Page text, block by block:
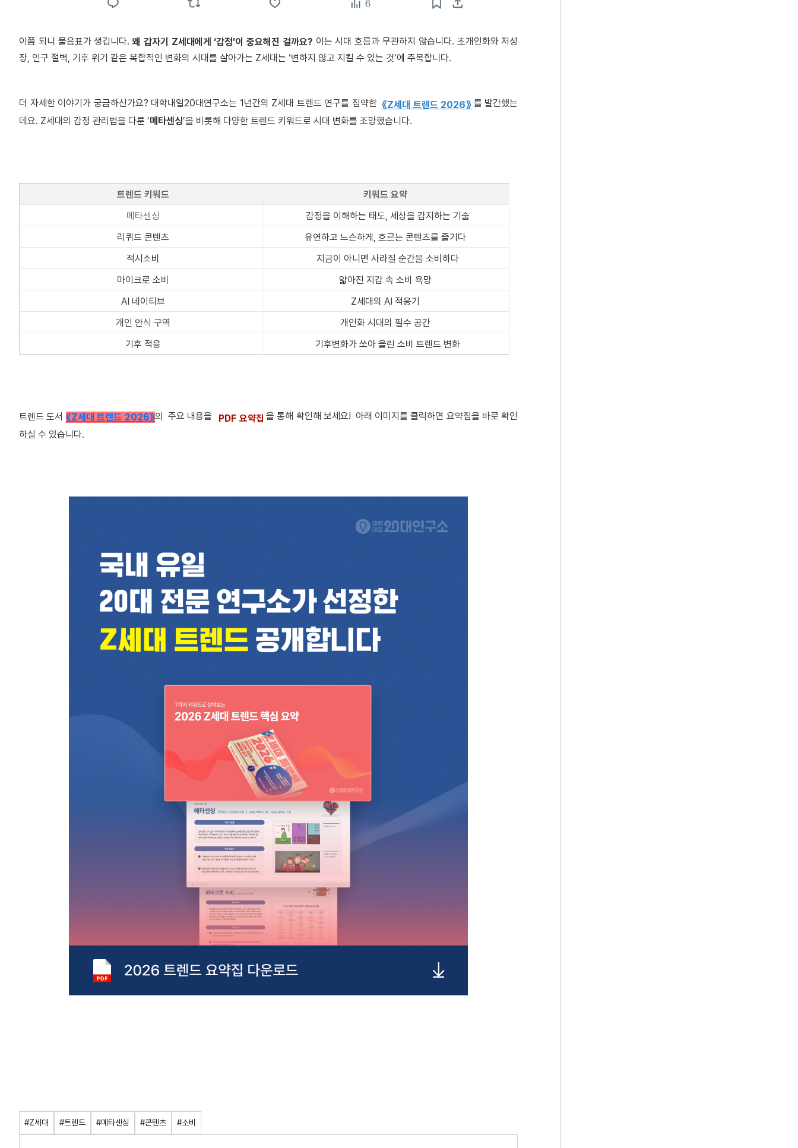
이쯤 되니 물음표가 생깁니다.왜 갑자기 Z세대에게 ‘감정’이 중요해진 걸까요? 이는 시대 흐름과 무관하지 않습니다. 초개인화와 저성
장, 인구 절벽, 기후 위기 같은 복합적인 변화의 시대를 살아가는 Z세대는 ‘변하지 않고 지킬 수 있는 것’에 주목합니다.
더 자세한 이야기가 궁금하신가요? 대학내일20대연구소는 1년간의 Z세대 트렌드 연구를 집약한 《Z세대 트렌드 2026》 를 발간했는
데요. Z세대의 감정 관리법을 다룬 ‘메타센싱’을 비롯해 다양한 트렌드 키워드로 시대 변화를 조망했습니다.
트렌드 키워드
키워드 요약
메타센싱
감정을 이해하는 태도, 세상을 감지하는 기술
리퀴드 콘텐츠
유연하고 느슨하게, 흐르는 콘텐츠를 즐기다
적시소비
지금이 아니면 사라질 순간을 소비하다
마이크로 소비
얇아진 지갑 속 소비 욕망
AI 네이티브
Z세대의 AI 적응기
개인 안식 구역
개인화 시대의 필수 공간
기후 적응
기후변화가 쏘아 올린 소비 트렌드 변화
트렌드 도서 《Z세대 트렌드 2026》의 주요 내용을 PDF 요약집 을 통해 확인해 보세요! 아래 이미지를 클릭하면 요약집을 바로 확인
하실 수 있습니다.
#Z세대 #트렌드 #메타센싱 #콘텐츠 #소비